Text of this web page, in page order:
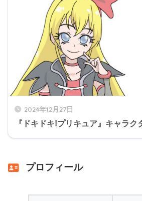
2024年12月27日
『ドキドキ!プリキュア』キャラク
プロフィール